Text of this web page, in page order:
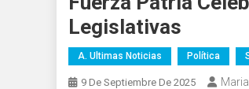
Legislativas
A. Ultimas Noticias Política
9 De Septiembre De 2025